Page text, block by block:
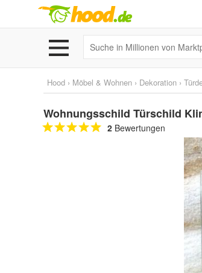
Hood › Möbel & Wohnen › Dekoration ›
Wohnungsschild Türschild
2 Bewertungen